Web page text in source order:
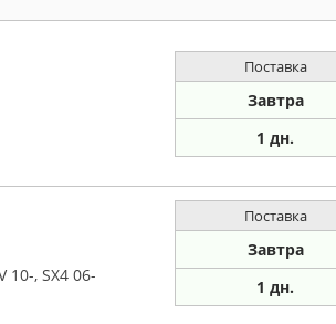
Поставка
Завтра
1 дн.
10-, SX4 06-
Поставка
Завтра
1 дн.